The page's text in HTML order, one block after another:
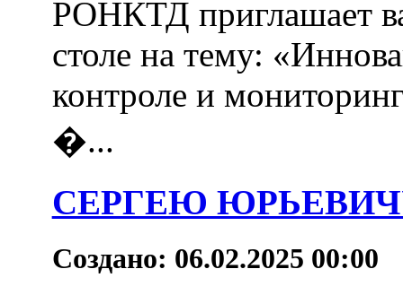
РОНКТД приглашает
столе на тему:
контроле и
�...
СЕРГЕЮ
Создано: 06.02.2025 00:00